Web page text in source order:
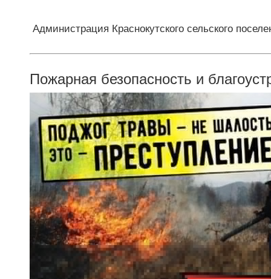
Администрация Краснокутского сельского
Пожарная безопасность и